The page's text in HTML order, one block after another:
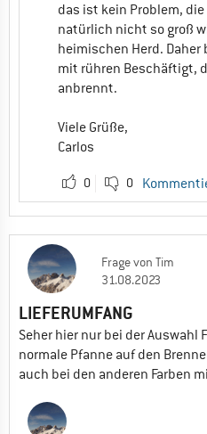
das ist kein Problem,
natürlich nicht so groß
heimischen Herd.
mit rühren Beschäftigt,
anbrennt.
Viele Grüße,
Carlos
0 0
Fragevon Tim
31.08.2023
LIEFERUMFANG
Seher hier nur bei der Auswahl
normale Pfanne auf den
auch bei den anderen Farben